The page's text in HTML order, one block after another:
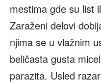
mestima gde su list
Zaraženi delovi
njima se u vlažnim
beličasta gusta
parazita. Usled